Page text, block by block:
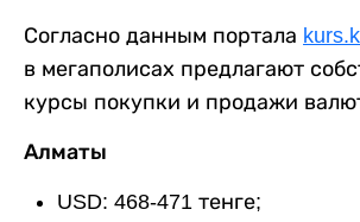
Согласно данным портала
в мегаполисах предлагают
курсы покупки и продажи
Алматы
USD: 468-471 тенге;